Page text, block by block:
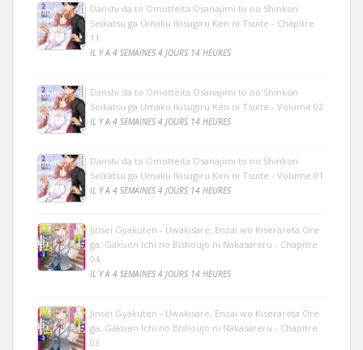
Danshi da to Omotteita Osanajimi to no Shinkon
Seikatsu ga Umaku Ikisugiru Ken ni Tsuite - Chapitre
11
IL Y A 4 SEMAINES 4 JOURS 14 HEURES
Danshi da to Omotteita Osanajimi to no Shinkon
Seikatsu ga Umaku Ikisugiru Ken ni Tsuite - Volume 02
IL Y A 4 SEMAINES 4 JOURS 14 HEURES
Danshi da to Omotteita Osanajimi to no Shinkon
Seikatsu ga Umaku Ikisugiru Ken ni Tsuite - Volume 01
IL Y A 4 SEMAINES 4 JOURS 14 HEURES
Jinsei Gyakuten - Uwakisare, Enzai wo Kiserareta Ore
ga, Gakuen Ichi no Bishoujo ni Nakasareru - Chapitre
04
IL Y A 4 SEMAINES 4 JOURS 14 HEURES
Jinsei Gyakuten - Uwakisare, Enzai wo Kiserareta Ore
ga, Gakuen Ichi no Bishoujo ni Nakasareru - Chapitre
03